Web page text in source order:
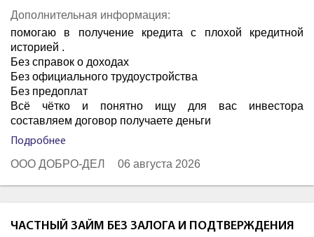
Дополнительная информация:
помогаю в получение кредита с плохой кредитной
историей .
Без справок о доходах
Без официального трудоустройства
Без предоплат
Всё чётко и понятно ищу для вас инвестора
составляем договор получаете деньги
Подробнее
ООО ДОБРО-ДЕЛ 06 августа 2026
ЧАСТНЫЙ ЗАЙМ БЕЗ ЗАЛОГА И ПОДТВЕРЖДЕНИЯ